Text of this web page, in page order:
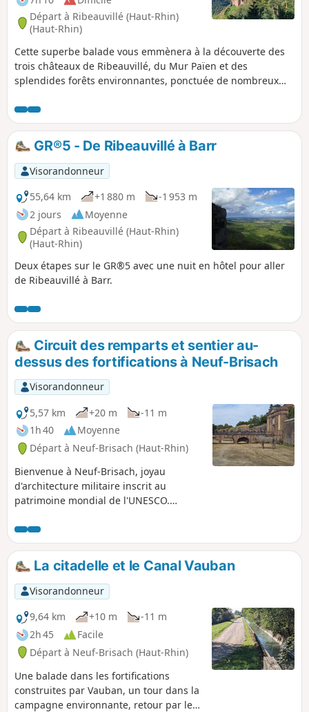
Départ à Ribeauvillé (Haut-Rhin)
(Haut-Rhin)
Cette superbe balade vous emmènera à la découverte des
trois châteaux de Ribeauvillé, du Mur Païen et des
splendides forêts environnantes, ponctuée de nombreux
vue. La randonnée se distingue par une montée exigeante,
avec des pentes raides qui se succèdent, apportant un
beau défi aux marcheurs. La descente, plus douce, vous
conduira jusqu'au paisible Monastère de Dusenbach,
offrant un contraste agréable après l'effort.
GR®5 - De Ribeauvillé à Barr
Visorandonneur
55,64 km
+1 880 m
-1 953 m
2 jours
Moyenne
Départ à Ribeauvillé (Haut-Rhin)
(Haut-Rhin)
Deux étapes sur le GR®5 avec une nuit en hôtel pour aller
de Ribeauvillé à Barr.
Circuit des remparts et sentier au-
dessus des fortifications à Neuf-Brisach
Visorandonneur
5,57 km
+20 m
-11 m
1h 40
Moyenne
Départ à Neuf-Brisach (Haut-Rhin)
Bienvenue à Neuf-Brisach, joyau
d'architecture militaire inscrit au
patrimoine mondial de l'UNESCO.
Vauban, en empruntant ce circuit à la
découverte des fortifications. La
première partie du circuit au bas des
fortifications est accessible à tout le
monde (facile), la seconde est plus
délicate avec des escaliers et un sentier
serpentant sur les hauteurs des
fortifications. Elle est déconseillée aux
personnes sujettes au vertiges et aux
jeunes enfants.
La citadelle et le Canal Vauban
Visorandonneur
9,64 km
+10 m
-11 m
2h 45
Facile
Départ à Neuf-Brisach (Haut-Rhin)
Une balade dans les fortifications
construites par Vauban, un tour dans la
campagne environnante, retour par le